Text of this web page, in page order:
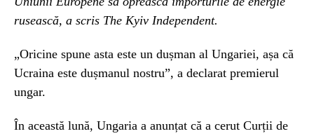
rusească, a scris The Kyiv Independent.
„Oricine spune asta este un dușman al Ungariei, așa că
Ucraina este dușmanul nostru”, a declarat premierul
ungar.
În această lună, Ungaria a anunțat că a cerut Curții de